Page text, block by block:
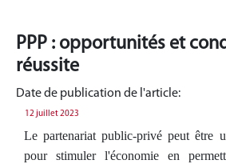
PPP : opportunités et
réussite
Date de publication de l'article:
12 juillet 2023
Le partenariat public-privé peut être
pour stimuler l'économie en